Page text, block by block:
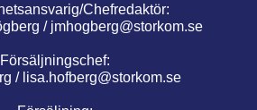
Chefredaktör:
/ jmhogberg@storkom.se
Försäljningschef:
/ lisa.hofberg@storkom.se